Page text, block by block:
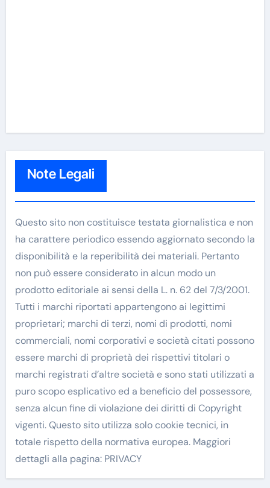
Note Legali
Questo sito non costituisce testata giornalistica e non
ha carattere periodico essendo aggiornato secondo la
disponibilità e la reperibilità dei materiali. Pertanto
non può essere considerato in alcun modo un
prodotto editoriale ai sensi della L. n. 62 del 7/3/2001.
Tutti i marchi riportati appartengono ai legittimi
proprietari; marchi di terzi, nomi di prodotti, nomi
commerciali, nomi corporativi e società citati possono
essere marchi di proprietà dei rispettivi titolari o
marchi registrati d’altre società e sono stati utilizzati a
puro scopo esplicativo ed a beneficio del possessore,
senza alcun fine di violazione dei diritti di Copyright
vigenti. Questo sito utilizza solo cookie tecnici, in
totale rispetto della normativa europea. Maggiori
dettagli alla pagina: PRIVACY